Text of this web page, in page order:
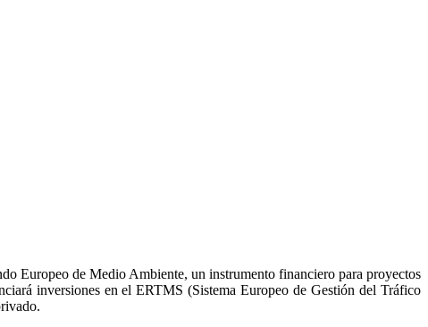
Europeo de Medio Ambiente, un instrumento financiero para proyectos
inversiones en el ERTMS (Sistema Europeo de Gestión del Tráfico